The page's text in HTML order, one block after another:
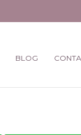
BLOG